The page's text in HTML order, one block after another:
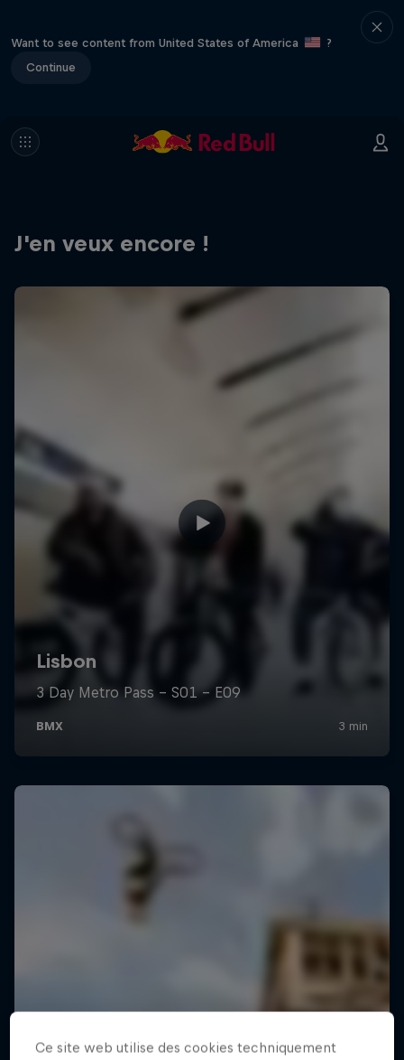
Want to see content from United States of America
?
Continue
J'en veux encore !
Ce site web utilise des cookies techniquement